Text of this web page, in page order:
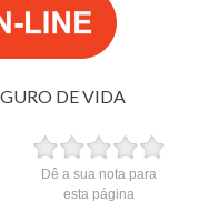
DE VIDA
Dê a sua nota para
esta página